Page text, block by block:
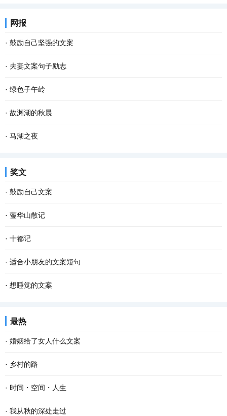
网报
· 鼓励自己坚强的文案
· 夫妻文案句子励志
· 绿色子午岭
· 故渊湖的秋晨
· 马湖之夜
奖文
· 鼓励自己文案
· 蓥华山散记
· 十都记
· 适合小朋友的文案短句
· 想睡觉的文案
最热
· 婚姻给了女人什么文案
· 乡村的路
· 时间・空间・人生
· 我从秋的深处走过